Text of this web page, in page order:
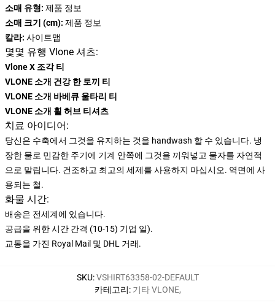
소매 유형: 제품 정보
소매 크기 (cm): 제품 정보
칼라: 사이트맵
몇몇 유행 Vlone 셔츠:
Vlone X 조각 티
VLONE 소개 건강 한 토끼 티
VLONE 소개 바베큐 울타리 티
VLONE 소개 휠 허브 티셔츠
치료 아이디어:
당신은 수축에서 그것을 유지하는 것을 handwash 할 수 있습니다. 냉
장한 물로 민감한 주기에 기계 안쪽에 그것을 끼워넣고 물자를 자연적
으로 말립니다. 건조하고 최고의 세제를 사용하지 마십시오. 역면에 사
용되는 철.
화물 시간:
배송은 전세계에 있습니다.
공급을 위한 시간 간격 (10-15) 기업 일).
교통을 가진 Royal Mail 및 DHL 거래.
SKU:VSHIRT63358-02-DEFAULT
카테고리: 기타 VLONE,